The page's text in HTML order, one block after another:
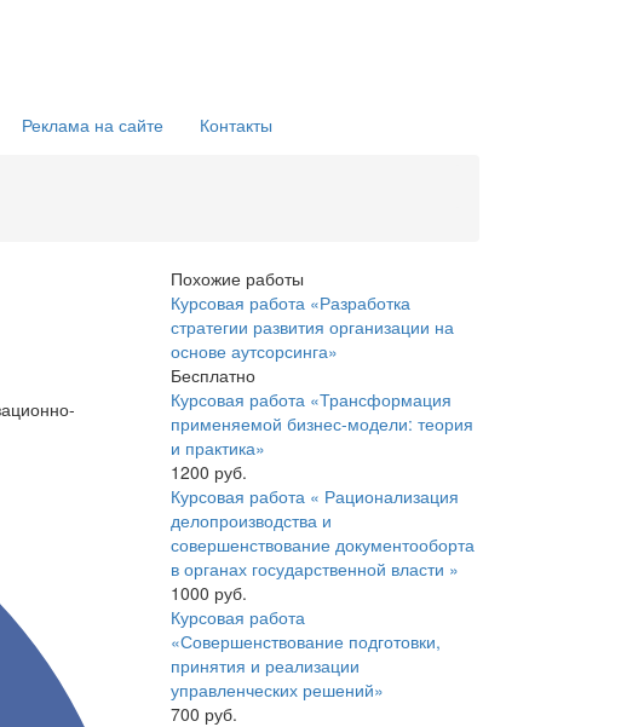
Реклама на сайте Контакты
Похожие работы
Курсовая работа «Разработка
стратегии развития организации на
основе аутсорсинга»
Бесплатно
Курсовая работа «Трансформация
применяемой бизнес-модели: теория
и практика»
1200 руб.
Курсовая работа « Рационализация
делопроизводства и
совершенствование документооборта
в органах государственной власти »
1000 руб.
Курсовая работа
«Совершенствование подготовки,
принятия и реализации
управленческих решений»
700 руб.